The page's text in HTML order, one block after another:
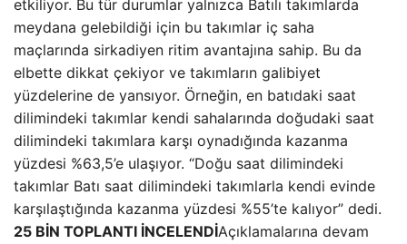
etkiliyor. Bu tür durumlar yalnızca Batılı takımlarda
meydana gelebildiği için bu takımlar iç saha
maçlarında sirkadiyen ritim avantajına sahip. Bu da
elbette dikkat çekiyor ve takımların galibiyet
yüzdelerine de yansıyor. Örneğin, en batıdaki saat
dilimindeki takımlar kendi sahalarında doğudaki saat
dilimindeki takımlara karşı oynadığında kazanma
yüzdesi %63,5’e ulaşıyor. “Doğu saat dilimindeki
takımlar Batı saat dilimindeki takımlarla kendi evinde
karşılaştığında kazanma yüzdesi %55’te kalıyor” dedi.
25 BİN TOPLANTI İNCELENDİAçıklamalarına devam